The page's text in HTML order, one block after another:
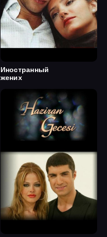
Иностранный
жених